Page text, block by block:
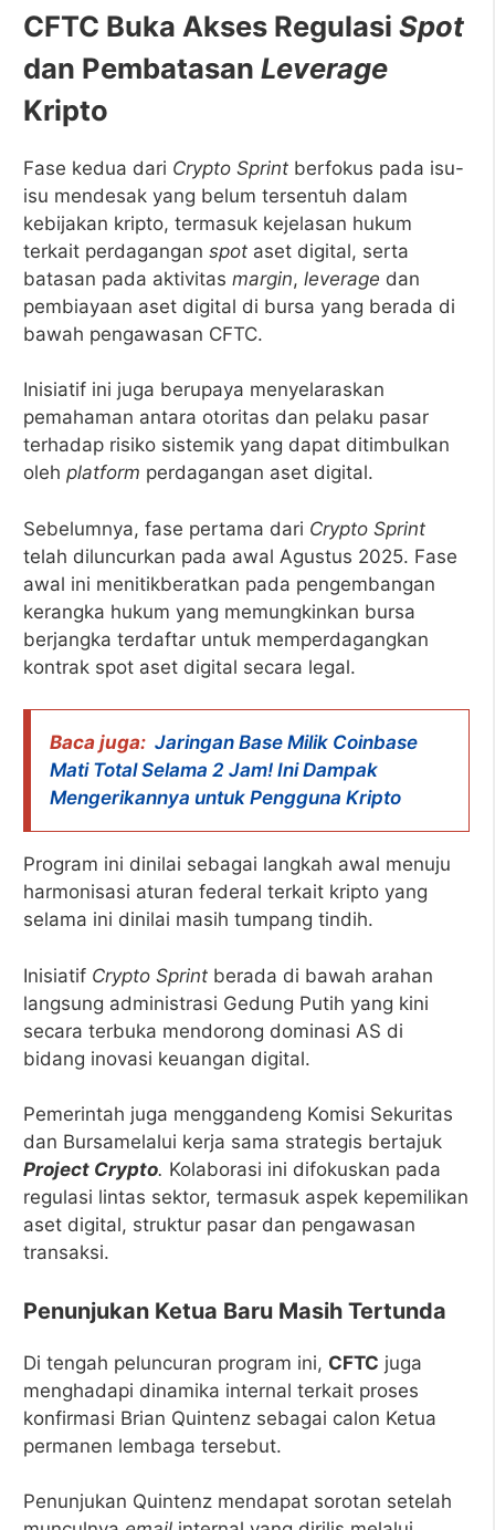
CFTC Buka Akses Regulasi Spot
dan Pembatasan Leverage
Kripto
Fase kedua dari Crypto Sprint berfokus pada isu-
isu mendesak yang belum tersentuh dalam
kebijakan kripto, termasuk kejelasan hukum
terkait perdagangan spot aset digital, serta
batasan pada aktivitas margin, leverage dan
pembiayaan aset digital di bursa yang berada di
bawah pengawasan CFTC.
Inisiatif ini juga berupaya menyelaraskan
pemahaman antara otoritas dan pelaku pasar
terhadap risiko sistemik yang dapat ditimbulkan
oleh platform perdagangan aset digital.
Sebelumnya, fase pertama dari Crypto Sprint
telah diluncurkan pada awal Agustus 2025. Fase
awal ini menitikberatkan pada pengembangan
kerangka hukum yang memungkinkan bursa
berjangka terdaftar untuk memperdagangkan
kontrak spot aset digital secara legal.
Baca juga: Jaringan Base Milik Coinbase
Mati Total Selama 2 Jam! Ini Dampak
Mengerikannya untuk Pengguna Kripto
Program ini dinilai sebagai langkah awal menuju
harmonisasi aturan federal terkait kripto yang
selama ini dinilai masih tumpang tindih.
Inisiatif Crypto Sprint berada di bawah arahan
langsung administrasi Gedung Putih yang kini
secara terbuka mendorong dominasi AS di
bidang inovasi keuangan digital.
Pemerintah juga menggandeng Komisi Sekuritas
dan Bursamelalui kerja sama strategis bertajuk
Project Crypto. Kolaborasi ini difokuskan pada
regulasi lintas sektor, termasuk aspek kepemilikan
aset digital, struktur pasar dan pengawasan
transaksi.
Penunjukan Ketua Baru Masih Tertunda
Di tengah peluncuran program ini, CFTC juga
menghadapi dinamika internal terkait proses
konfirmasi Brian Quintenz sebagai calon Ketua
permanen lembaga tersebut.
Penunjukan Quintenz mendapat sorotan setelah